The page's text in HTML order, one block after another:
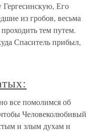
Гергесинскую, Его
из гробов, весьма
тем путем.
Спаситель прибыл,
все помолимся об
Человеколюбивый
и злым духам и